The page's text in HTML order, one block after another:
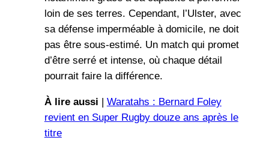
loin de ses terres. Cependant, l’Ulster, avec
sa défense imperméable à domicile, ne doit
pas être sous-estimé. Un match qui promet
d’être serré et intense, où chaque détail
pourrait faire la différence.
À lire aussi | Waratahs : Bernard Foley
revient en Super Rugby douze ans après le
titre